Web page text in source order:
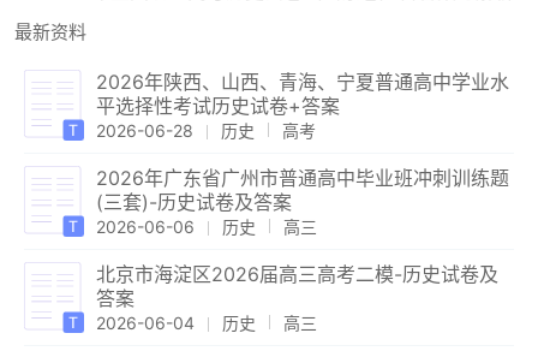
最新资料
2026年陕西、山西、青海、宁夏普通高中学业水
平选择性考试历史试卷+答案
2026-06-28 历史 高考
2026年广东省广州市普通高中毕业班冲刺训练题
(三套)-历史试卷及答案
2026-06-06 历史 高三
北京市海淀区2026届高三高考二模-历史试卷及
答案
2026-06-04 历史 高三